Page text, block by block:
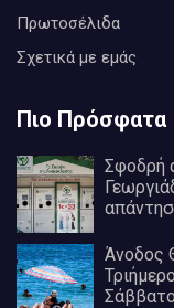
Πρωτοσέλιδα
Σχετικά με εμάς
Πιο Πρόσφατα
Σφοδρή
Άνοδος
Σάββατο